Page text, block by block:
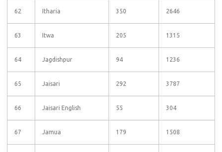
62 Itharia 350 2646
63 Itwa 205 1315
64 Jagdishpur 94 1236
65 Jaisari 292 3787
66 Jaisari English 55 304
67 Jamua 179 1508